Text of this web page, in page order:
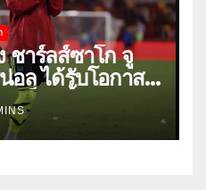
ชาร์ลส์ซาโก จู
อล ได้รับโอกาส
เป็นครั้งแรก